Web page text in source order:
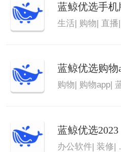
蓝鲸优选手机
生活| 购物| 直播
蓝鲸优选购物
购物 购物app |
蓝鲸优选2023
办公软件| 装修|